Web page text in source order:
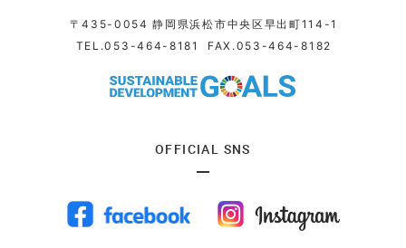
〒435-0054 静岡県浜松市中央区早出町114-1
TEL.053-464-8181 FAX.053-464-8182
OFFICIAL SNS